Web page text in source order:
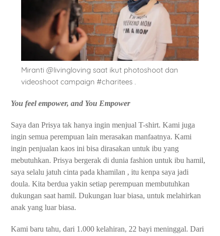
Miranti @livingloving saat ikut photoshoot dan
videoshoot campaign #charitees .
You feel empower, and You Empower
Saya dan Prisya tak hanya ingin menjual T-shirt. Kami juga
ingin semua perempuan lain merasakan manfaatnya. Kami
ingin penjualan kaos ini bisa dirasakan untuk ibu yang
mebutuhkan. Prisya bergerak di dunia fashion untuk ibu hamil,
saya selalu jatuh cinta pada khamilan , itu kenpa saya jadi
doula. Kita berdua yakin setiap perempuan membutuhkan
dukungan saat hamil. Dukungan luar biasa, untuk melahirkan
anak yang luar biasa.
Kami baru tahu, dari 1.000 kelahiran, 22 bayi meninggal. Dari